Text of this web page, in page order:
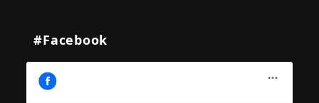
#Facebook